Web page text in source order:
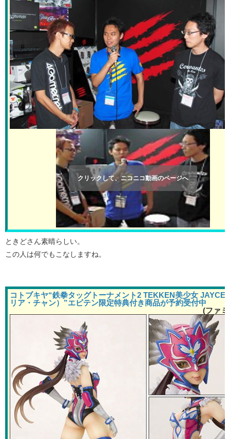
クリックして、ニコニコ動画のページへ
ときどさん素晴らしい。
この人は何でもこなしますね。
コトブキヤ“鉄拳タッグトーナメント2 TEKKEN美少女
リア・チャン）”エビテン限定特典付き商品が予約受付中
(ファ